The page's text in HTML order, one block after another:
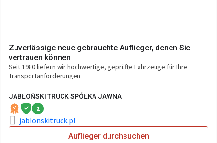
Zuverlässige neue gebrauchte Auflieger, denen Sie
vertrauen können
Seit 1980 liefern wir hochwertige, geprüfte Fahrzeuge für Ihre
Transportanforderungen
JABŁOŃSKI TRUCK SPÓŁKA JAWNA
2
jablonskitruck.pl
Auflieger durchsuchen